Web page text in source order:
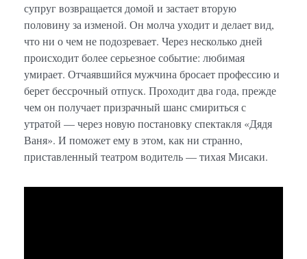
супруг возвращается домой и застает вторую
половину за изменой. Он молча уходит и делает вид,
что ни о чем не подозревает. Через несколько дней
происходит более серьезное событие: любимая
умирает. Отчаявшийся мужчина бросает профессию и
берет бессрочный отпуск. Проходит два года, прежде
чем он получает призрачный шанс смириться с
утратой — через новую постановку спектакля «Дядя
Ваня». И поможет ему в этом, как ни странно,
приставленный театром водитель — тихая Мисаки.